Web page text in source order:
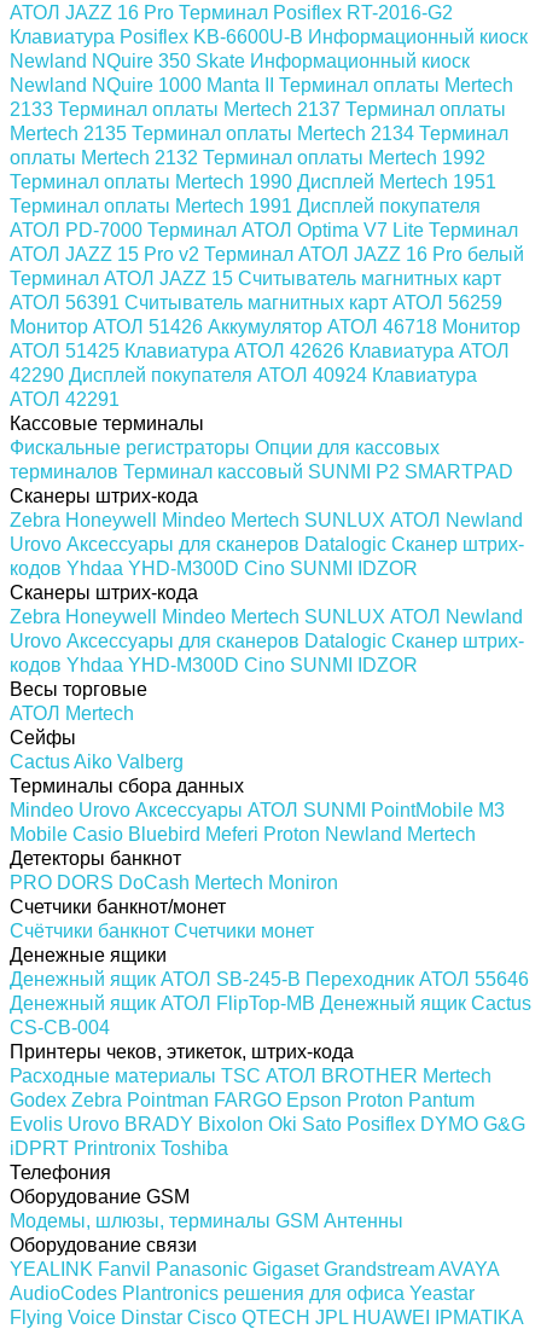
АТОЛ JAZZ 16 Pro Терминал Posiflex RT-2016-G2
Клавиатура Posiflex KB-6600U-B Информационный киоск
Newland NQuire 350 Skate Информационный киоск
Newland NQuire 1000 Manta II
Терминал оплаты Mertech
2133 Терминал оплаты Mertech 2137 Терминал оплаты
Mertech 2135 Терминал оплаты Mertech 2134 Терминал
оплаты Mertech 2132 Терминал оплаты Mertech 1992
Терминал оплаты Mertech 1990 Дисплей Mertech 1951
Терминал оплаты Mertech 1991 Дисплей покупателя
АТОЛ PD-7000 Терминал АТОЛ Optima V7 Lite Терминал
АТОЛ JAZZ 15 Pro v2 Терминал АТОЛ JAZZ 16 Pro белый
Терминал АТОЛ JAZZ 15 Считыватель магнитных карт
АТОЛ 56391 Считыватель магнитных карт АТОЛ 56259
Монитор АТОЛ 51426 Аккумулятор АТОЛ 46718 Монитор
АТОЛ 51425 Клавиатура АТОЛ 42626 Клавиатура АТОЛ
42290 Дисплей покупателя АТОЛ 40924 Клавиатура
АТОЛ 42291
Кассовые терминалы
Фискальные регистраторы Опции для кассовых
терминалов Терминал кассовый SUNMI P2 SMARTPAD
Сканеры штрих-кода
Zebra Honeywell Mindeo Mertech SUNLUX АТОЛ Newland
Urovo Аксессуары для сканеров Datalogic Сканер штрих-
кодов Yhdaa YHD-M300D Cino SUNMI
IDZOR
Сканеры штрих-кода
Zebra Honeywell Mindeo Mertech SUNLUX АТОЛ Newland
Urovo Аксессуары для сканеров Datalogic Сканер штрих-
кодов Yhdaa YHD-M300D Cino SUNMI
IDZOR
Весы торговые
АТОЛ Mertech
Сейфы
CactusAiko Valberg
Терминалы сбора данных
Mindeo Urovo Аксессуары АТОЛ SUNMI PointMobile M3
Mobile Casio Bluebird Meferi Proton Newland Mertech
Детекторы банкнот
PRO DORS DoCash Mertech Moniron
Счетчики банкнот/монет
Счётчики банкнот Счетчики монет
Денежные ящики
Денежный ящик АТОЛ SB-245-B Переходник АТОЛ 55646
Денежный ящик АТОЛ FlipTop-MB Денежный ящик Cactus
CS-CB-004
Принтеры чеков, этикеток, штрих-кода
Расходные материалы TSC АТОЛ BROTHER Mertech
Godex Zebra Pointman FARGO Epson Proton Pantum
Evolis Urovo BRADY Bixolon Oki Sato Posiflex DYMO G&G
iDPRT Printronix Toshiba
Телефония
Оборудование GSM
Модемы, шлюзы, терминалы GSM Антенны
Оборудование связи
YEALINK Fanvil Panasonic Gigaset GrandstreamAVAYA
AudioCodes Plantronics решения для офиса Yeastar
Flying Voice Dinstar Cisco QTECH JPL HUAWEI
IPMATIKA